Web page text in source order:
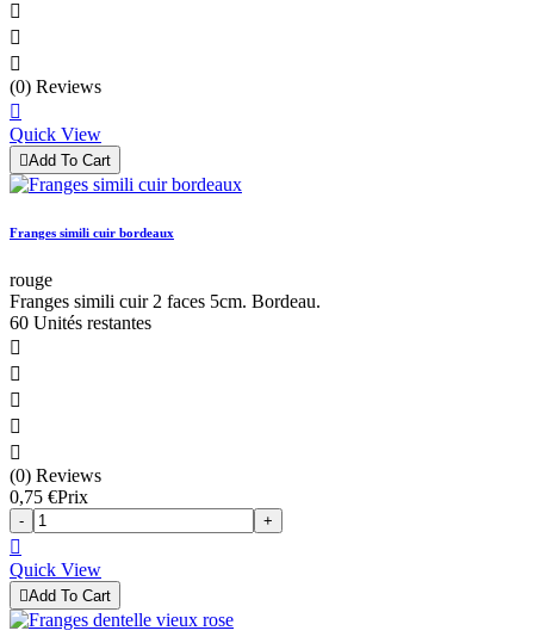



(0) Reviews

Quick View
Add To Cart
Franges simili cuir bordeaux
rouge
Franges simili cuir 2 faces 5cm. Bordeau.
60 Unités restantes





(0) Reviews
0,75 €Prix
- +

Quick View
Add To Cart